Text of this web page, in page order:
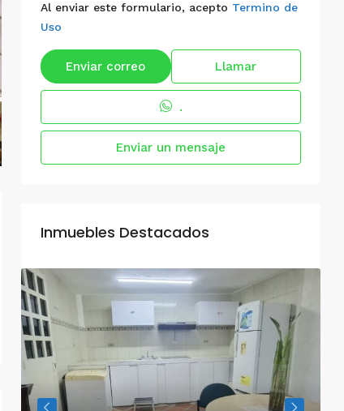
Al enviar este formulario, acepto Termino de
Uso
Enviar correo Llamar
.
Enviar un mensaje
Inmuebles Destacados